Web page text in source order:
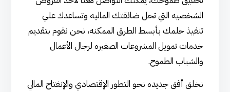
الشخصيه التي تحل ضائقتك الماليه وتساعدك علي
تنفيذ حلمك بأبسط الطرق الممكنه، نحن نقوم بتقديم
خدمات تمويل المشروعات الصغيره لرجال الأعمال
والشباب الطموح.
نخلق أفق جديده نحو التطور الإقتصادي والإنفتاح المالي